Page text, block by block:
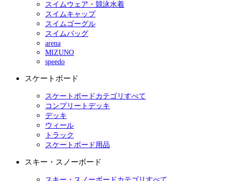
スイムウェア・競泳水着
スイムキャップ
スイムゴーグル
スイムバッグ
arena
MIZUNO
speedo
スケートボード
スケートボードカテゴリすべて
コンプリートデッキ
デッキ
ウィール
トラック
スケートボード用品
スキー・スノーボード